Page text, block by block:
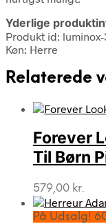
Yderlige
Produkt id:
Køn: Herre
Relaterede
Forever
Til Børn
579,00 kr.
På Udsalg!